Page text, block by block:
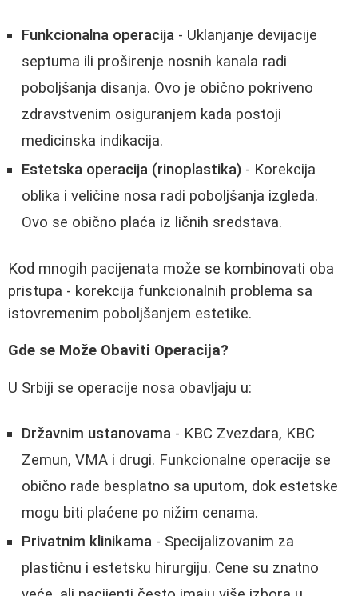
Funkcionalna operacija - Uklanjanje devijacije
septuma ili proširenje nosnih kanala radi
poboljšanja disanja. Ovo je obično pokriveno
zdravstvenim osiguranjem kada postoji
medicinska indikacija.
Estetska operacija (rinoplastika) - Korekcija
oblika i veličine nosa radi poboljšanja izgleda.
Ovo se obično plaća iz ličnih sredstava.
Kod mnogih pacijenata može se kombinovati oba
pristupa - korekcija funkcionalnih problema sa
istovremenim poboljšanjem estetike.
Gde se Može Obaviti Operacija?
U Srbiji se operacije nosa obavljaju u:
Državnim ustanovama - KBC Zvezdara, KBC
Zemun, VMA i drugi. Funkcionalne operacije se
obično rade besplatno sa uputom, dok estetske
mogu biti plaćene po nižim cenama.
Privatnim klinikama - Specijalizovanim za
plastičnu i estetsku hirurgiju. Cene su znatno